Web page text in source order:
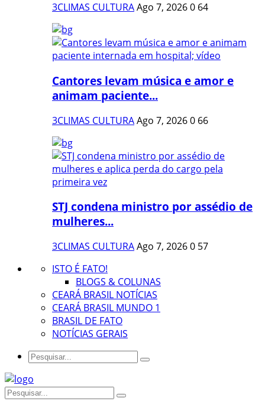
3CLIMAS CULTURAAgo 7, 20260 64
Cantores levam música e amor e
animam paciente...
3CLIMAS CULTURAAgo 7, 20260 66
STJ condena ministro por assédio de
mulheres...
3CLIMAS CULTURAAgo 7, 20260 57
ISTO É FATO!
BLOGS & COLUNAS
CEARÁ BRASIL NOTÍCIAS
CEARÁ BRASIL MUNDO 1
BRASIL DE FATO
NOTÍCIAS GERAIS